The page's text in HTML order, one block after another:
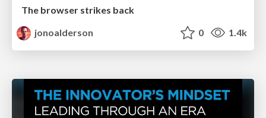
The browser strikes back
jonoalderson
0 1.4k